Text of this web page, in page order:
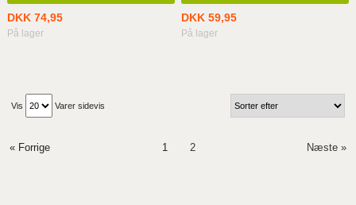
DKK 74,95
På lager
DKK 59,95
På lager
Vis Varer sidevis
« Forrige 1 2 Næste »